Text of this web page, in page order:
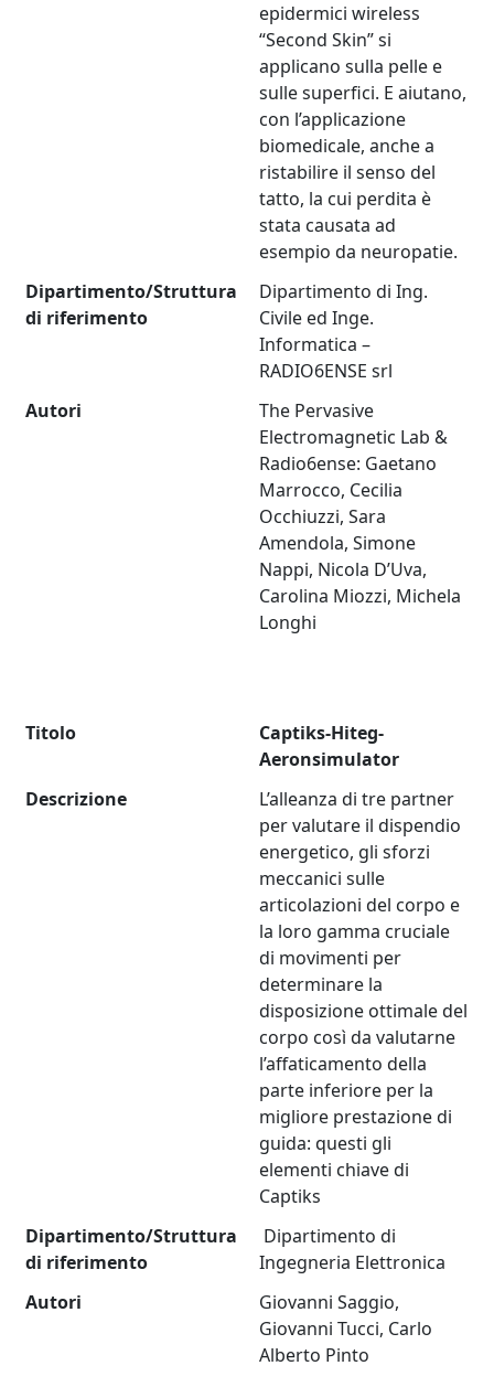
epidermici wireless
“Second Skin” si
applicano sulla pelle e
sulle superfici. E aiutano,
con l’applicazione
biomedicale, anche a
ristabilire il senso del
tatto, la cui perdita è
stata causata ad
esempio da neuropatie.
Dipartimento/Struttura
di riferimento
Dipartimento di Ing.
Civile ed Inge.
Informatica –
RADIO6ENSE srl
Autori
The Pervasive
Electromagnetic Lab &
Radio6ense: Gaetano
Marrocco, Cecilia
Occhiuzzi, Sara
Amendola, Simone
Nappi, Nicola D’Uva,
Carolina Miozzi, Michela
Longhi
Titolo
Captiks-Hiteg-
Aeronsimulator
Descrizione
L’alleanza di tre partner
per valutare il dispendio
energetico, gli sforzi
meccanici sulle
articolazioni del corpo e
la loro gamma cruciale
di movimenti per
determinare la
disposizione ottimale del
corpo così da valutarne
l’affaticamento della
parte inferiore per la
migliore prestazione di
guida: questi gli
elementi chiave di
Captiks
Dipartimento/Struttura
di riferimento
Dipartimento di
Ingegneria Elettronica
Autori
Giovanni Saggio,
Giovanni Tucci, Carlo
Alberto Pinto